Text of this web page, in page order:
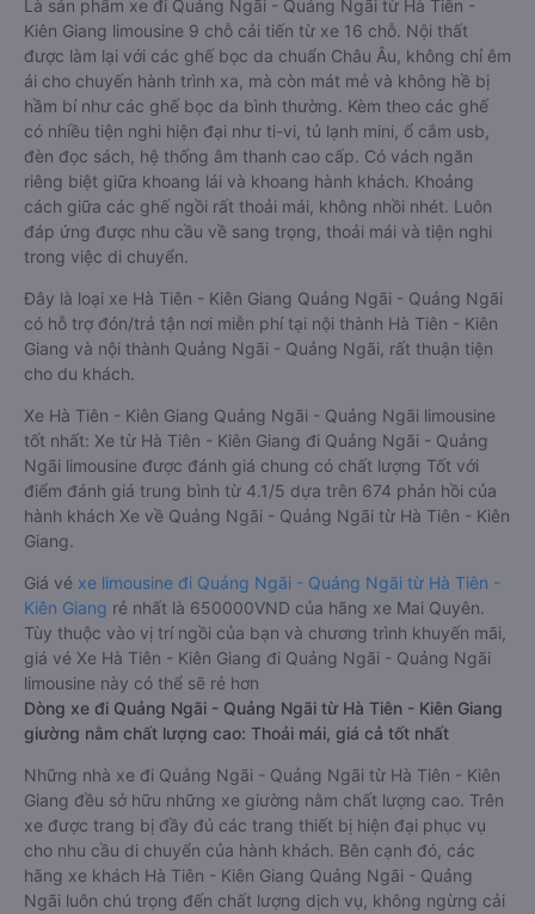
Là sản phẩm xe đi Quảng Ngãi - Quảng Ngãi từ Hà Tiên -
Kiên Giang limousine 9 chỗ cải tiến từ xe 16 chỗ. Nội thất
được làm lại với các ghế bọc da chuẩn Châu Âu, không chỉ êm
ái cho chuyến hành trình xa, mà còn mát mẻ và không hề bị
hầm bí như các ghế bọc da bình thường. Kèm theo các ghế
có nhiều tiện nghi hiện đại như ti-vi, tủ lạnh mini, ổ cắm usb,
đèn đọc sách, hệ thống âm thanh cao cấp. Có vách ngăn
riêng biệt giữa khoang lái và khoang hành khách. Khoảng
cách giữa các ghế ngồi rất thoải mái, không nhồi nhét. Luôn
đáp ứng được nhu cầu về sang trọng, thoải mái và tiện nghi
trong việc di chuyển.
Đây là loại xe Hà Tiên - Kiên Giang Quảng Ngãi - Quảng Ngãi
có hỗ trợ đón/trả tận nơi miễn phí tại nội thành Hà Tiên - Kiên
Giang và nội thành Quảng Ngãi - Quảng Ngãi, rất thuận tiện
cho du khách.
Xe Hà Tiên - Kiên Giang Quảng Ngãi - Quảng Ngãi limousine
tốt nhất: Xe từ Hà Tiên - Kiên Giang đi Quảng Ngãi - Quảng
Ngãi limousine được đánh giá chung có chất lượng Tốt với
điểm đánh giá trung bình từ 4.1/5 dựa trên 674 phản hồi của
hành khách Xe về Quảng Ngãi - Quảng Ngãi từ Hà Tiên - Kiên
Giang.
Giá vé xe limousine đi Quảng Ngãi - Quảng Ngãi từ Hà Tiên -
Kiên Giang rẻ nhất là 650000VND của hãng xe Mai Quyên.
Tùy thuộc vào vị trí ngồi của bạn và chương trình khuyến mãi,
giá vé Xe Hà Tiên - Kiên Giang đi Quảng Ngãi - Quảng Ngãi
limousine này có thể sẽ rẻ hơn
Dòng xe đi Quảng Ngãi - Quảng Ngãi từ Hà Tiên - Kiên Giang
giường nằm chất lượng cao: Thoải mái, giá cả tốt nhất
Những nhà xe đi Quảng Ngãi - Quảng Ngãi từ Hà Tiên - Kiên
Giang đều sở hữu những xe giường nằm chất lượng cao. Trên
xe được trang bị đầy đủ các trang thiết bị hiện đại phục vụ
cho nhu cầu di chuyển của hành khách. Bên cạnh đó, các
hãng xe khách Hà Tiên - Kiên Giang Quảng Ngãi - Quảng
Ngãi luôn chú trọng đến chất lượng dịch vụ, không ngừng cải